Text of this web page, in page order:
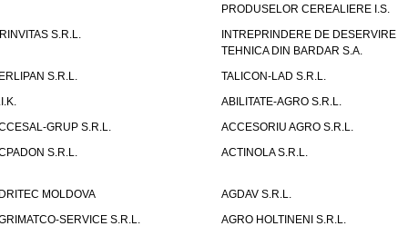
PRODUSELOR CEREALIERE I.S.
S.R.L.
INTREPRINDERE DE DESERVIRE
TEHNICA DIN BARDAR S.A.
S.R.L.
TALICON-LAD S.R.L.
ABILITATE-AGRO S.R.L.
GRUP S.R.L.
ACCESORIU AGRO S.R.L.
S.R.L.
ACTINOLA S.R.L.
MOLDOVA
AGDAV S.R.L.
SERVICE S.R.L.
AGRO HOLTINENI S.R.L.